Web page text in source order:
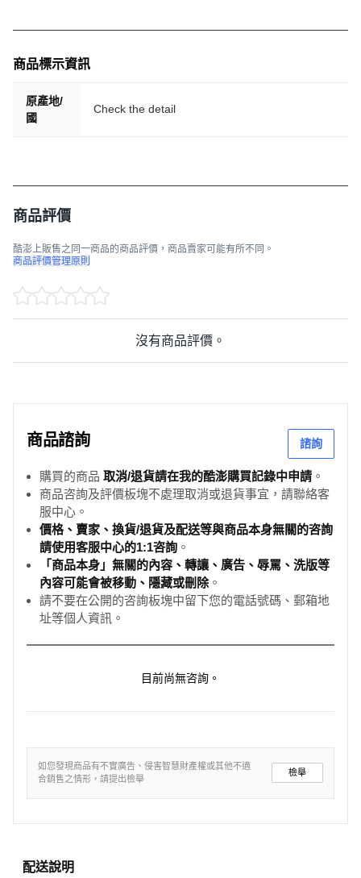
商品標示資訊
原產地/
國
Check the detail
商品評價
酷澎上販售之同一商品的商品評價，商品賣家可能有所不同。
商品評價管理原則
沒有商品評價。
商品諮詢 諮詢
購買的商品 取消/退貨請在我的酷澎購買記錄中申請 。
商品咨詢及評價板塊不處理取消或退貨事宜，請聯絡客
服中心。
價格、賣家、換貨/退貨及配送等與商品本身無關的咨詢
請使用客服中心的1:1咨詢 。
「商品本身」無關的內容、轉讓、廣告、辱罵、洗版等
內容可能會被移動、隱藏或刪除。
請不要在公開的咨詢板塊中留下您的電話號碼、郵箱地
址等個人資訊。
目前尚無咨詢。
如您發現商品有不實廣告、侵害智慧財產權或其他不適
合銷售之情形，請提出檢舉
檢舉
配送說明